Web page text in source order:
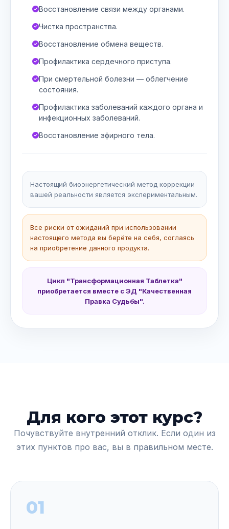
Восстановление связи между органами.
Чистка пространства.
Восстановление обмена веществ.
Профилактика сердечного приступа.
При смертельной болезни — облегчение
состояния.
Профилактика заболеваний каждого органа и
инфекционных заболеваний.
Восстановление эфирного тела.
Настоящий биоэнергетический метод коррекции
вашей реальности является экспериментальным.
Все риски от ожиданий при использовании
настоящего метода вы берёте на себя, соглаясь
на приобретение данного продукта.
Цикл "Трансформационная Таблетка"
приобретается вместе с ЭД "Качественная
Правка Судьбы".
Для кого этот курс?
Почувствуйте внутренний отклик. Если один из
этих пунктов про вас, вы в правильном месте.
01